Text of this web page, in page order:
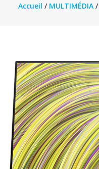
Accueil / MULTIMÉDIA/